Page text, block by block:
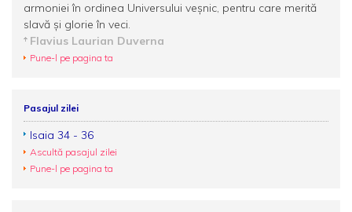
armoniei în ordinea Universului veşnic, pentru care merită
slavă şi glorie în veci.
Flavius Laurian Duverna
Pune-l pe pagina ta
Pasajul zilei
Isaia 34 - 36
Ascultă pasajul zilei
Pune-l pe pagina ta